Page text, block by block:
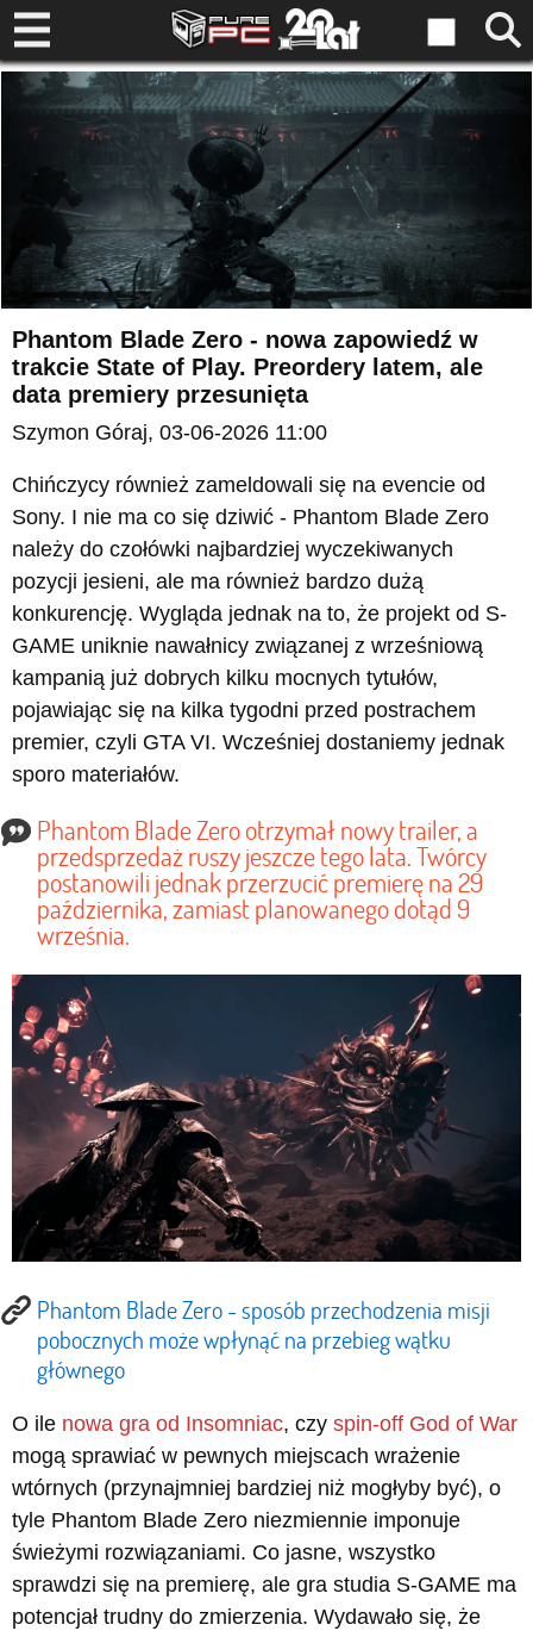
Phantom Blade Zero - nowa zapowiedź w
trakcie State of Play. Preordery latem, ale
data premiery przesunięta
Szymon Góraj, 03-06-2026 11:00
Chińczycy również zameldowali się na evencie od
Sony. I nie ma co się dziwić - Phantom Blade Zero
należy do czołówki najbardziej wyczekiwanych
pozycji jesieni, ale ma również bardzo dużą
konkurencję. Wygląda jednak na to, że projekt od S-
GAME uniknie nawałnicy związanej z wrześniową
kampanią już dobrych kilku mocnych tytułów,
pojawiając się na kilka tygodni przed postrachem
premier, czyli GTA VI. Wcześniej dostaniemy jednak
sporo materiałów.
Phantom Blade Zero otrzymał nowy trailer, a
przedsprzedaż ruszy jeszcze tego lata. Twórcy
postanowili jednak przerzucić premierę na 29
października, zamiast planowanego dotąd 9
września.
Phantom Blade Zero - sposób przechodzenia misji
pobocznych może wpłynąć na przebieg wątku
głównego
O ile nowa gra od Insomniac, czy spin-off God of War
mogą sprawiać w pewnych miejscach wrażenie
wtórnych (przynajmniej bardziej niż mogłyby być), o
tyle Phantom Blade Zero niezmiennie imponuje
świeżymi rozwiązaniami. Co jasne, wszystko
sprawdzi się na premierę, ale gra studia S-GAME ma
potencjał trudny do zmierzenia. Wydawało się, że